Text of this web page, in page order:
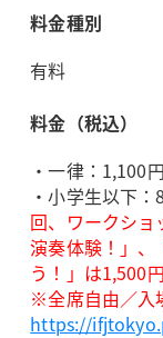
料金種別
有料
料金（税込）
・一律：1,100円
・小学生以下：
回、ワークショ
演奏体験！」、
う！」は1,500円
※全席自由／入
https://